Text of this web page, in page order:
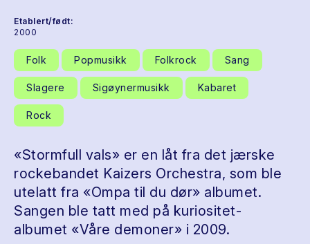
Etablert/født:
2000
Folk Popmusikk Folkrock Sang
Slagere Sigøynermusikk Kabaret
Rock
«Stormfull vals» er en låt fra det jærske
rockebandet Kaizers Orchestra, som ble
utelatt fra «Ompa til du dør» albumet.
Sangen ble tatt med på kuriositet-
albumet «Våre demoner» i 2009.